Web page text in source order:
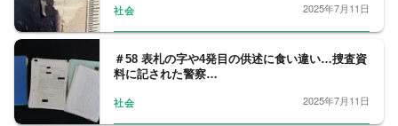
社会 2025年7月11日
＃58 表札の字や4発目の供述に食い違い…捜査資
料に記された警察…
社会 2025年7月11日